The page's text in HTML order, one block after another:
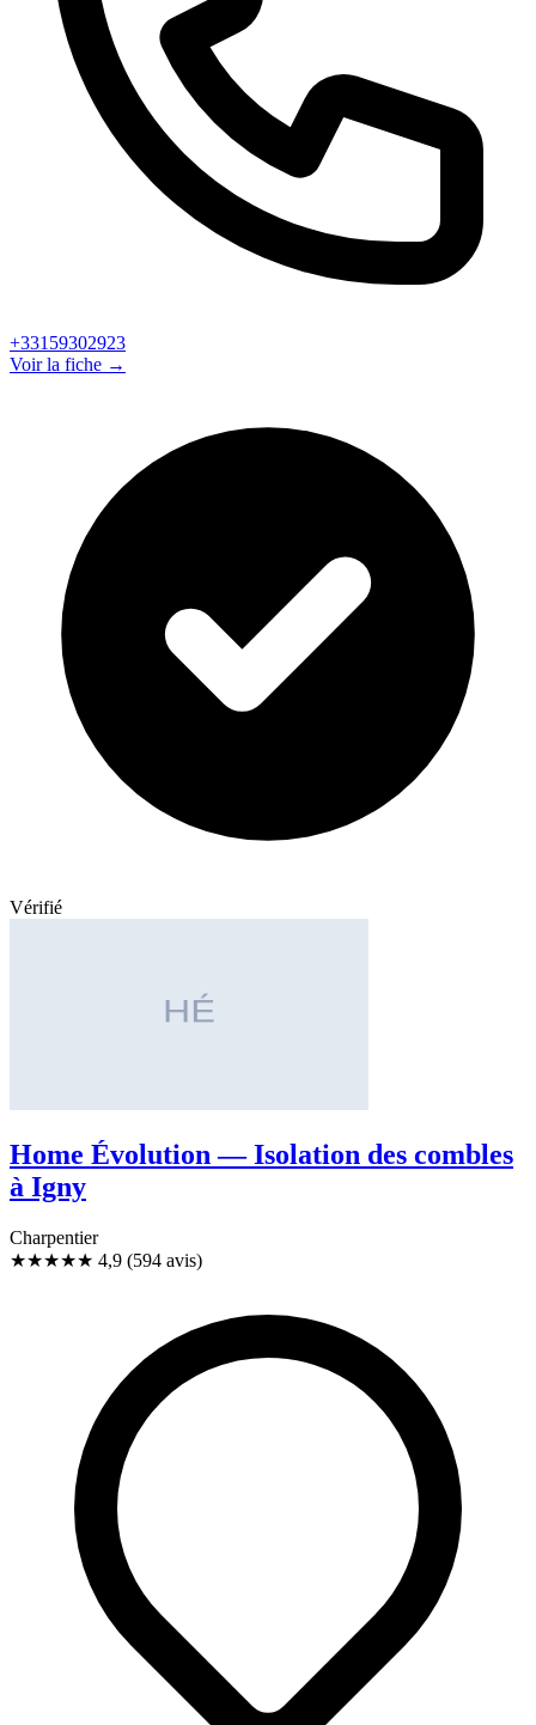
+33159302923
Voir la fiche →
Vérifié
Home Évolution — Isolation des combles
à Igny
Charpentier
★★★★★ 4,9 (594 avis)